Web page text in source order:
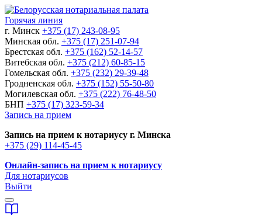
Горячая линия
г. Минск +375 (17) 243-08-95
Минская обл. +375 (17) 251-07-94
Брестская обл. +375 (162) 52-14-57
Витебская обл. +375 (212) 60-85-15
Гомельская обл. +375 (232) 29-39-48
Гродненская обл. +375 (152) 55-50-80
Могилевская обл. +375 (222) 76-48-50
БНП +375 (17) 323-59-34
Запись на прием
Запись на прием к нотариусу г. Минска
+375 (29) 114-45-45
Онлайн-запись на прием к нотариусу
Для нотариусов
Выйти